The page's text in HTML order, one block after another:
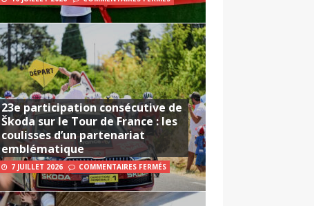
23e participation consécutive de
Škoda sur le Tour de France : les
coulisses d’un partenariat
emblématique
7 JUILLET 2026 COMMENTAIRES FERMÉS